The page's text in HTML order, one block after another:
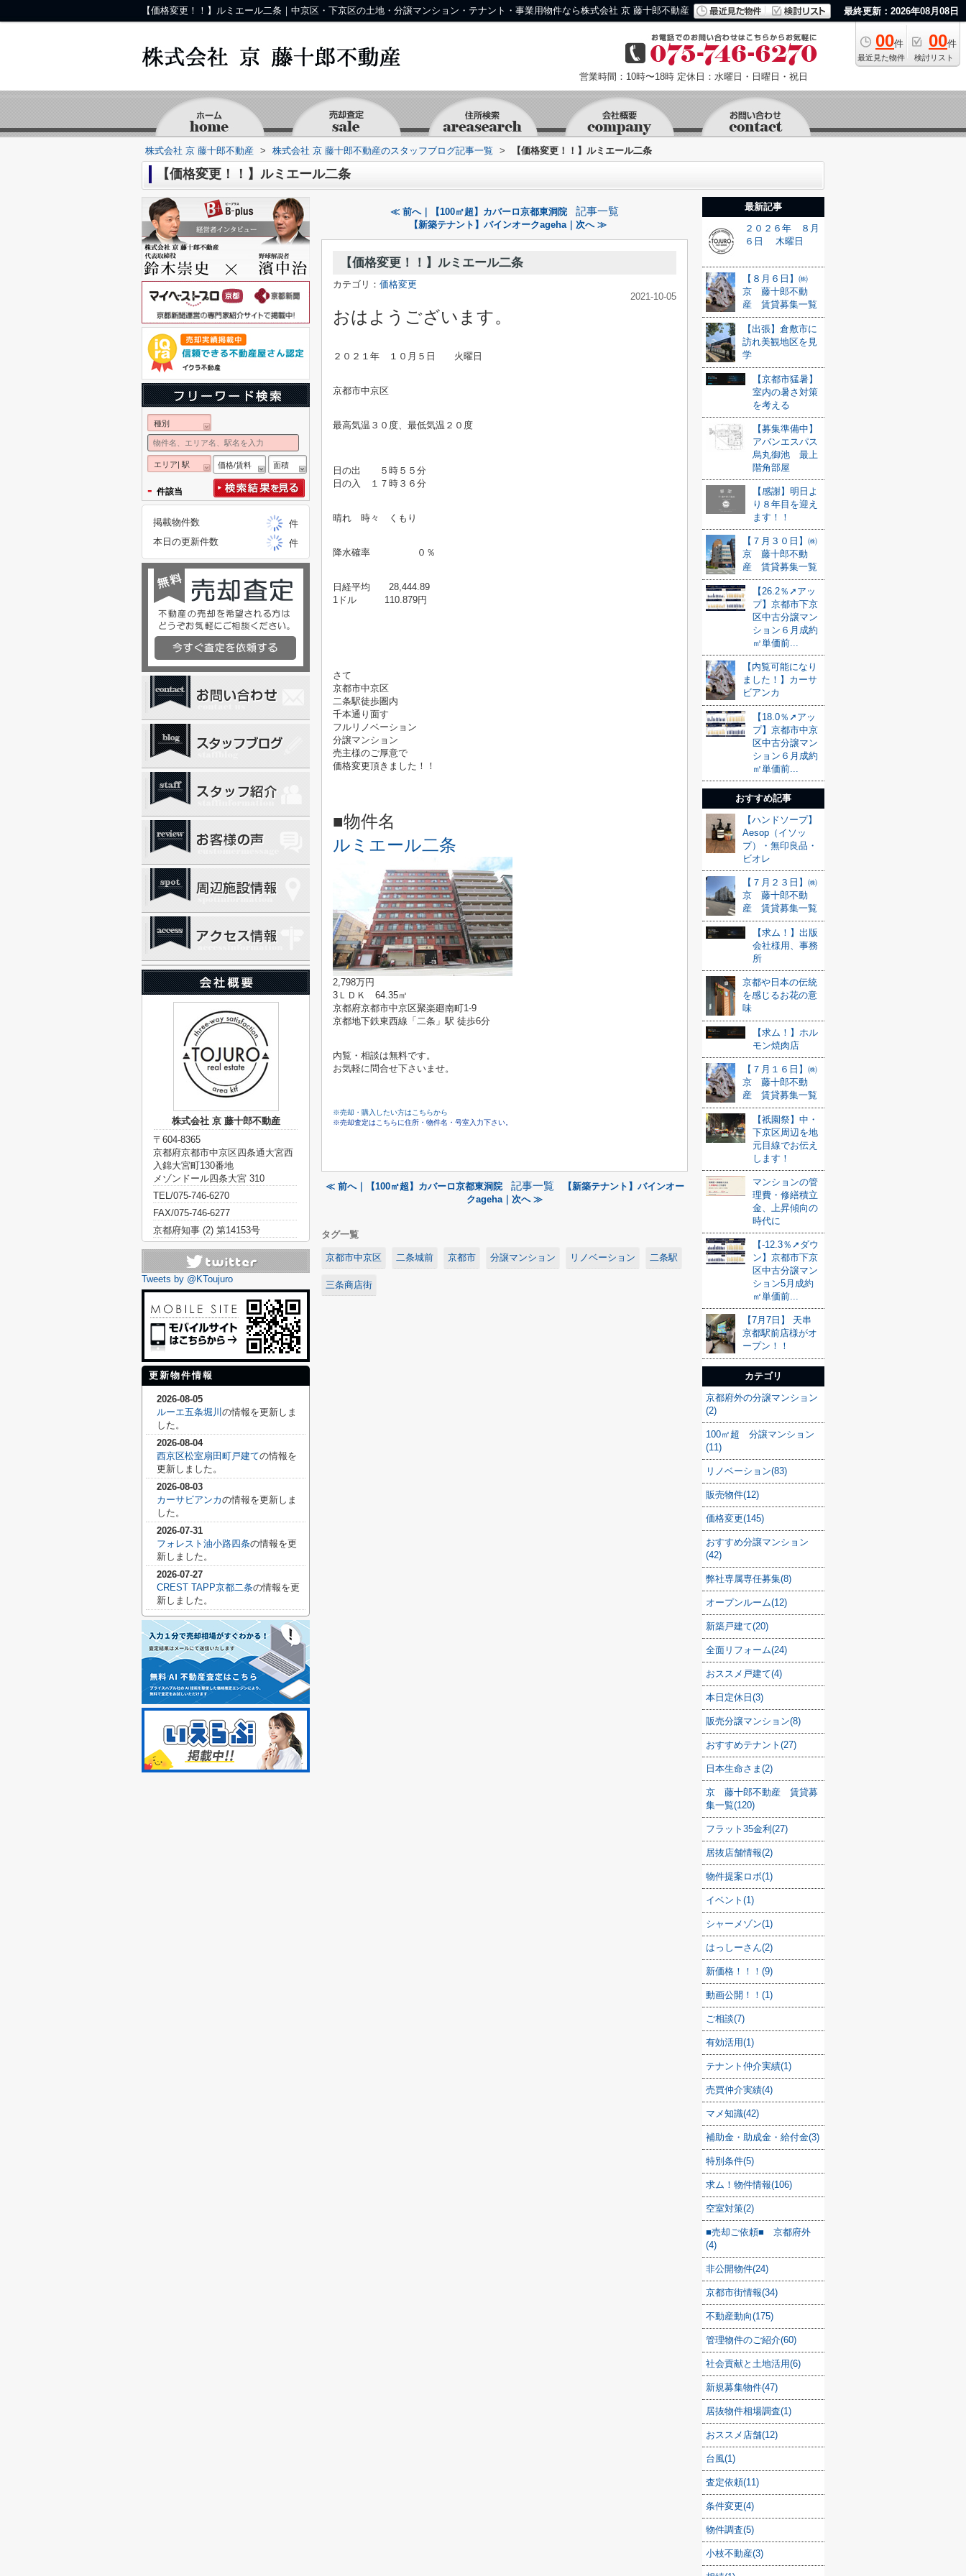
【価格変更！！】ルミエール二条｜中京区・下京区の土地・分譲マンション・テナント・事業用物件なら株式会社 京 藤十郎不動産 最終更新：2026年08月08日
00件
最近見た物件
00件
検討リスト
営業時間：10時〜18時 定休日：水曜日・日曜日・祝日
株式会社 京 藤十郎不動産 > 株式会社 京 藤十郎不動産のスタッフブログ記事一覧 > 【価格変更！！】ルミエール二条
【価格変更！！】ルミエール二条
≪ 前へ｜【100㎡超】カバーロ京都東洞院 記事一覧
【新築テナント】バインオークageha｜次へ ≫
【価格変更！！】ルミエール二条
カテゴリ： 価格変更
2021-10-05
おはようございます。
２０２１年 １０月５日 火曜日
京都市中京区
最高気温３０度、最低気温２０度
日の出 ５時５５分
日の入 １７時３６分
晴れ 時々 くもり
降水確率 ０％
日経平均 28,444.89
1ドル 110.879円
さて
京都市中京区
二条駅徒歩圏内
千本通り面す
フルリノベーション
分譲マンション
売主様のご厚意で
価格変更頂きました！！
■物件名
ルミエール二条
2,798万円
3ＬＤＫ 64.35㎡
京都府京都市中京区聚楽廻南町1-9
京都地下鉄東西線「二条」駅 徒歩6分
内覧・相談は無料です。
お気軽に問合せ下さいませ。
※売却・購入したい方はこちらから
※売却査定はこちらに住所・物件名・号室入力下さい。
≪ 前へ｜【100㎡超】カバーロ京都東洞院 記事一覧
【新築テナント】バインオー
クageha｜次へ ≫
タグ一覧
京都市中京区 二条城前 京都市 分譲マンション リノベーション 二条駅
三条商店街
最新記事
２０２６年 ８月
６日 木曜日
【８月６日】㈱
京 藤十郎不動
産 賃貸募集一覧
【出張】倉敷市に
訪れ美観地区を見
学
【京都市猛暑】
室内の暑さ対策
を考える
【募集準備中】
アバンエスパス
烏丸御池 最上
階角部屋
【感謝】明日よ
り８年目を迎え
ます！！
【７月３０日】㈱
京 藤十郎不動
産 賃貸募集一覧
【26.2％➚アッ
プ】京都市下京
区中古分譲マン
ション６月成約
㎡単価前...
【内覧可能になり
ました！】カーサ
ビアンカ
【18.0％➚アッ
プ】京都市中京
区中古分譲マン
ション６月成約
㎡単価前...
おすすめ記事
【ハンドソープ】
Aesop（イソッ
プ）・無印良品・
ビオレ
【７月２３日】㈱
京 藤十郎不動
産 賃貸募集一覧
【求ム！】出版
会社様用、事務
所
京都や日本の伝統
を感じるお花の意
味
【求ム！】ホル
モン焼肉店
【７月１６日】㈱
京 藤十郎不動
産 賃貸募集一覧
【祇園祭】中・
下京区周辺を地
元目線でお伝え
します！
マンションの管
理費・修繕積立
金、上昇傾向の
時代に
【-12.3％➚ダウ
ン】京都市下京
区中古分譲マン
ション5月成約
㎡単価前...
【7月7日】 天串
京都駅前店様がオ
ープン！！
カテゴリ
京都府外の分譲マンション
(2)
100㎡超 分譲マンション
(11)
リノベーション(83)
販売物件(12)
価格変更(145)
おすすめ分譲マンション
(42)
弊社専属専任募集(8)
オープンルーム(12)
新築戸建て(20)
全面リフォーム(24)
おススメ戸建て(4)
本日定休日(3)
販売分譲マンション(8)
おすすめテナント(27)
日本生命さま(2)
京 藤十郎不動産 賃貸募
集一覧(120)
フラット35金利(27)
居抜店舗情報(2)
物件提案ロボ(1)
イベント(1)
シャーメゾン(1)
はっしーさん(2)
新価格！！！(9)
動画公開！！(1)
ご相談(7)
有効活用(1)
テナント仲介実績(1)
売買仲介実績(4)
マメ知識(42)
補助金・助成金・給付金(3)
特別条件(5)
求ム！物件情報(106)
空室対策(2)
■売却ご依頼■ 京都府外
(4)
非公開物件(24)
京都市街情報(34)
不動産動向(175)
管理物件のご紹介(60)
社会貢献と土地活用(6)
新規募集物件(47)
居抜物件相場調査(1)
おススメ店舗(12)
台風(1)
査定依頼(11)
条件変更(4)
物件調査(5)
小枝不動産(3)
種別
エリア| 駅 価格/賃料 面積
- 件該当
掲載物件数
件
本日の更新件数
件
株式会社 京 藤十郎不動産
〒604-8365
京都府京都市中京区四条通大宮西
入錦大宮町130番地
メゾンドール四条大宮 310
TEL/075-746-6270
FAX/075-746-6277
京都府知事 (2) 第14153号
Tweets by @KToujuro
更新物件情報
2026-08-05
ルーエ五条堀川 の情報を更新しま
した。
2026-08-04
西京区松室扇田町戸建ての情報を
更新しました。
2026-08-03
カーサビアンカの情報を更新しま
した。
2026-07-31
フォレスト油小路四条の情報を更
新しました。
2026-07-27
CREST TAPP京都二条の情報を更
新しました。